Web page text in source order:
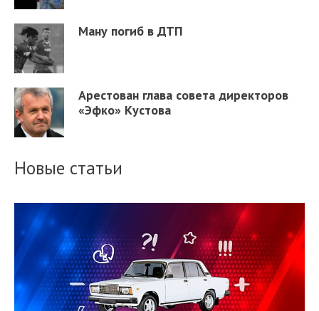
Ману погиб в ДТП
Арестован глава совета директоров
«Эфко» Кустова
Новые статьи